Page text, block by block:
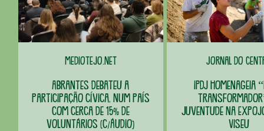
Mediotejo.net
Abrantes debateu a
participação cívica, num país
com cerca de 15% de
voluntários (c/áudio)
Jornal do
IPDJ homenageia
juventude na
Viseu